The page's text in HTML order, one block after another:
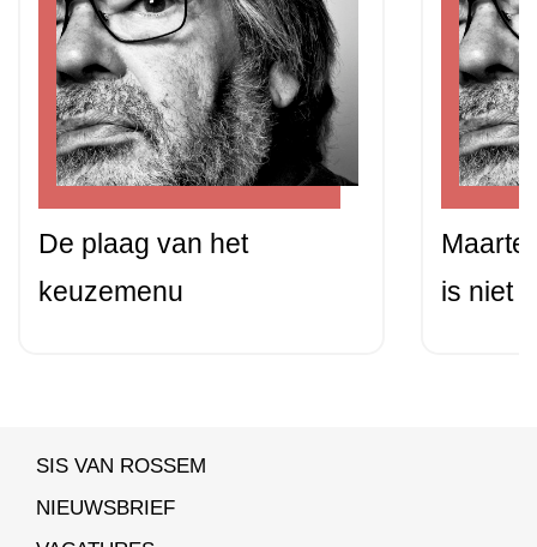
De plaag van het
keuzemenu
is niet
SIS VAN ROSSEM
NIEUWSBRIEF